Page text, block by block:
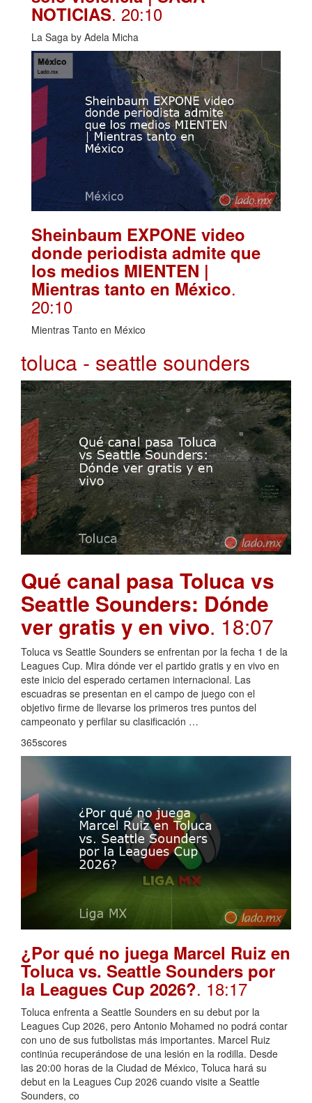
NOTICIAS. 20:10
La Saga by Adela Micha
Sheinbaum EXPONE video
donde periodista admite que
los medios MIENTEN |
Mientras tanto en México.
20:10
Mientras Tanto en México
toluca - seattle sounders
Qué canal pasa Toluca vs
Seattle Sounders: Dónde
ver gratis y en vivo. 18:07
Toluca vs Seattle Sounders se enfrentan por la fecha 1 de la
Leagues Cup. Mira dónde ver el partido gratis y en vivo en
este inicio del esperado certamen internacional. Las
escuadras se presentan en el campo de juego con el
objetivo firme de llevarse los primeros tres puntos del
campeonato y perfilar su clasificación …
365scores
¿Por qué no juega Marcel Ruiz en
Toluca vs. Seattle Sounders por
la Leagues Cup 2026?. 18:17
Toluca enfrenta a Seattle Sounders en su debut por la
Leagues Cup 2026, pero Antonio Mohamed no podrá contar
con uno de sus futbolistas más importantes. Marcel Ruiz
continúa recuperándose de una lesión en la rodilla. Desde
las 20:00 horas de la Ciudad de México, Toluca hará su
debut en la Leagues Cup 2026 cuando visite a Seattle
Sounders, co